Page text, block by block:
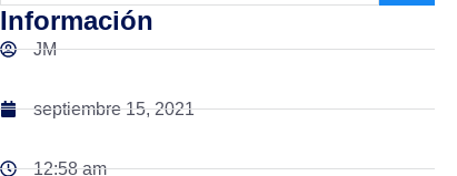
Información
JM
septiembre 15, 2021
12:58 am